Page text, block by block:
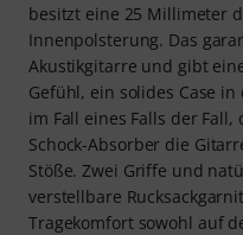
besitzt eine 25 Millimeter
Innenpolsterung. Das
Akustikgitarre und gibt
Gefühl, ein solides Case
im Fall eines Falls der
Schock-Absorber die
Stöße. Zwei Griffe und
verstellbare
Tragekomfort sowohl auf